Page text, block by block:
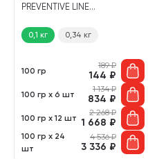
PREVENTIVE LINE
расстройствах
пищеварения конина (100
0,1 кг 0,34 кг
100 гр
189₽
144 ₽
100 гр х 6 шт
1 134₽
834 ₽
100 гр х 12 шт
2 268₽
1 668 ₽
100 гр х 24
шт
4 536₽
3 336 ₽